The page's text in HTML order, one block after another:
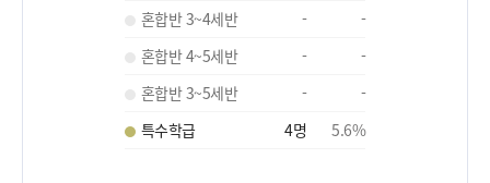
혼합반 3~4세반
-
-
혼합반 4~5세반
-
-
혼합반 3~5세반
-
-
특수학급
4명 5.6%